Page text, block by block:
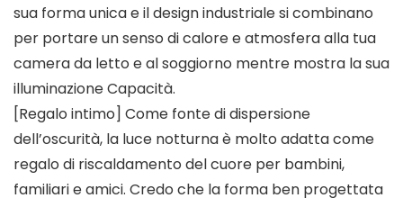
sua forma unica e il design industriale si combinano
per portare un senso di calore e atmosfera alla tua
camera da letto e al soggiorno mentre mostra la sua
illuminazione Capacità.
[Regalo intimo] Come fonte di dispersione
dell’oscurità, la luce notturna è molto adatta come
regalo di riscaldamento del cuore per bambini,
familiari e amici. Credo che la forma ben progettata